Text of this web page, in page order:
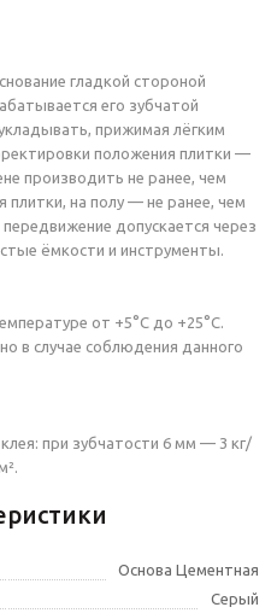
гладкой стороной
его зубчатой
прижимая лёгким
положения плитки —
производить не ранее, чем
плитки, на полу — не ранее, чем
допускается через
ёмкости и инструменты.
от +5°С до +25°С.
в случае соблюдения данного
при зубчатости 6 мм — 3 кг/
Основа Цементная
Серый